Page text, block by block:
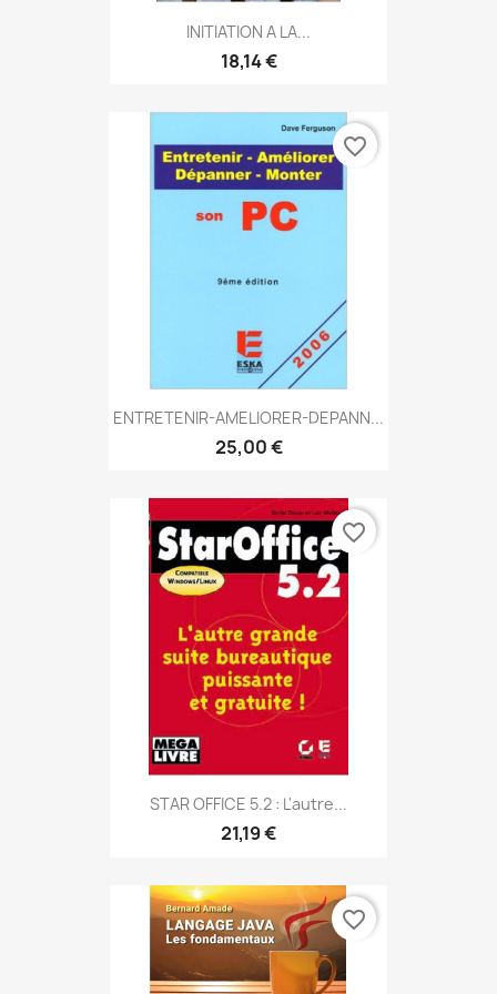
INITIATION A LA...
18,14 €
ENTRETENIR-AMELIORER-DEPANN...
25,00 €
favorite_border
STAR OFFICE 5.2 : L'autre...
21,19 €
favorite_border
favorite_border